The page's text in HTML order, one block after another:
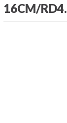
16CM/